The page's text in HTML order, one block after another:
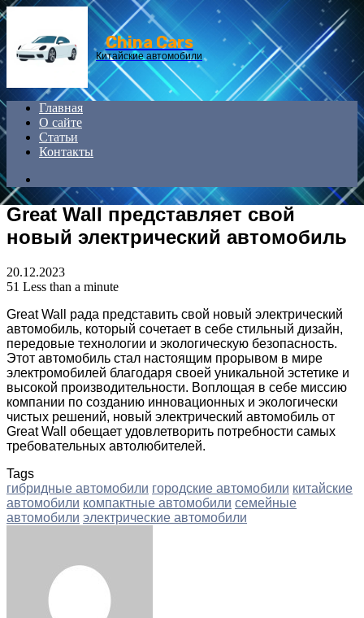
Menu
China Cars
Китайские автомобили
Главная
О сайте
Статьи
Контакты
Great Wall представляет свой
новый электрический автомобиль
20.12.2023
51 Less than a minute
Great Wall рада представить свой новый электрический
автомобиль, который сочетает в себе стильный дизайн,
передовые технологии и экологическую безопасность.
Этот автомобиль стал настоящим прорывом в мире
электромобилей благодаря своей уникальной эстетике и
высокой производительности. Воплощая в себе миссию
компании по созданию инновационных и экологически
чистых решений, новый электрический автомобиль от
Great Wall обещает удовлетворить потребности самых
требовательных автолюбителей.
Tags
гибридные автомобили городские автомобили китайские
автомобили компактные автомобили семейные
автомобили электрические автомобили